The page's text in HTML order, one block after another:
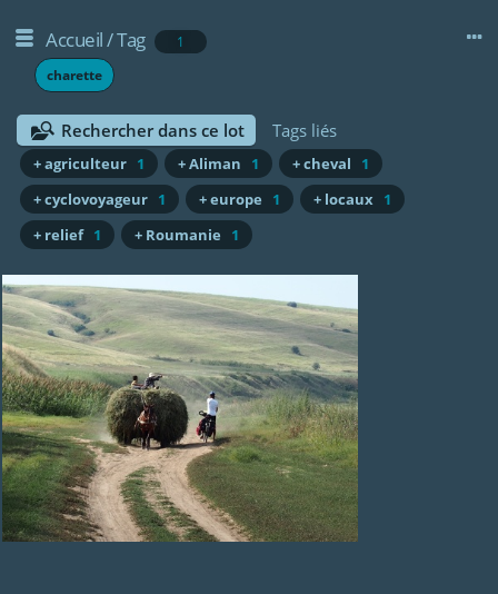
Accueil/Tag
1
charette
Rechercher dans ce lot Tags liés
+ agriculteur 1 + Aliman 1 + cheval
1
+ cyclovoyageur 1 + europe 1 + locaux 1
+ relief 1 + Roumanie 1